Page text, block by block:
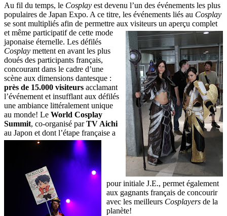
Au fil du temps, le Cosplay est devenu l’un des événements les plus
populaires de Japan Expo. A ce titre, les événements liés au Cosplay
se sont multipliés afin de permettre aux visiteurs un aperçu complet
et même participatif de cette mode
japonaise éternelle. Les défilés
Cosplay mettent en avant les plus
doués des participants français,
concourant dans le cadre d’une
scène aux dimensions dantesque :
près de 15.000 visiteurs acclamant
l’événement et insufflant aux défilés
une ambiance littéralement unique
au monde! Le World Cosplay
Summit, co-organisé parTV Aichi
au Japon et dont l’étape française a
pour initiale J.E., permet également
aux gagnants français de concourir
avec les meilleurs Cosplayers de la
planète!